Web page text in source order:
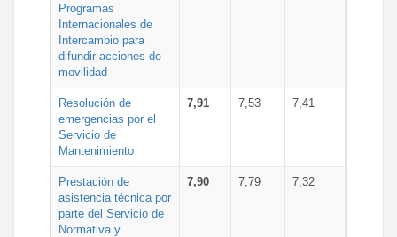
Programas
Internacionales de
Intercambio para
difundir acciones de
movilidad
Resolución de
emergencias por el
Servicio de
Mantenimiento
7,91 7,53 7,41
Prestación de
asistencia técnica por
parte del Servicio de
Normativa y
7,90 7,79 7,32